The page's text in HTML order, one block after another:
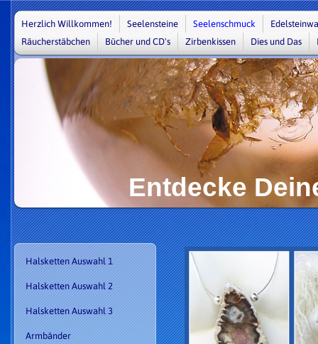
Herzlich Willkommen! Seelensteine Seelenschmuck
Räucherstäbchen
Bücher und CD's Zirbenkissen Dies und Das
Entdecke
Halsketten Auswahl 1
Halsketten Auswahl 2
Halsketten Auswahl 3
Armbänder